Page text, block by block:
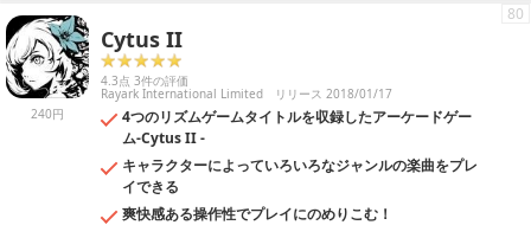
240円
Cytus II
4.3点 3件の評価
Rayark International Limited リリース 2018/01/17
4つのリズムゲームタイトルを収録したアーケードゲー
ム-Cytus II -
キャラクターによっていろいろなジャンルの楽曲をプレ
イできる
爽快感ある操作性でプレイにのめりこむ！
80